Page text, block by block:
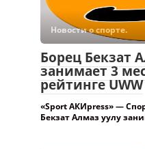
Новости о спорте.
Борец Бекзат
занимает 3
рейтинге UWW
«Sport АКИpress» —
Бекзат Алмаз уулу